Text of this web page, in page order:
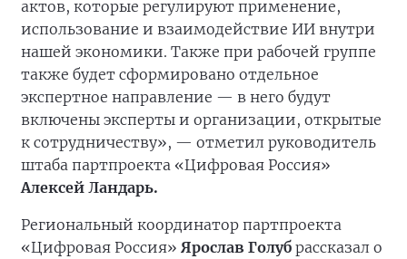
актов, которые регулируют применение,
использование и взаимодействие ИИ внутри
нашей экономики. Также при рабочей группе
также будет сформировано отдельное
экспертное направление — в него будут
включены эксперты и организации, открытые
к сотрудничеству», — отметил руководитель
штаба партпроекта «Цифровая Россия»
Алексей Ландарь.
Региональный координатор партпроекта
«Цифровая Россия» Ярослав Голуб рассказал о